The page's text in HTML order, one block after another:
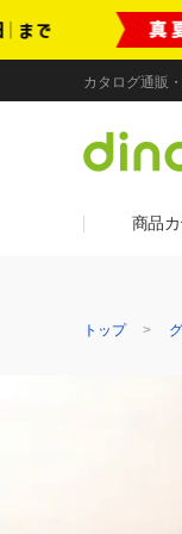
カタログ通販
商品
トップ